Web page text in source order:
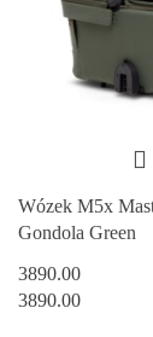
Wózek M5x
Gondola Green
3890.00
3890.00